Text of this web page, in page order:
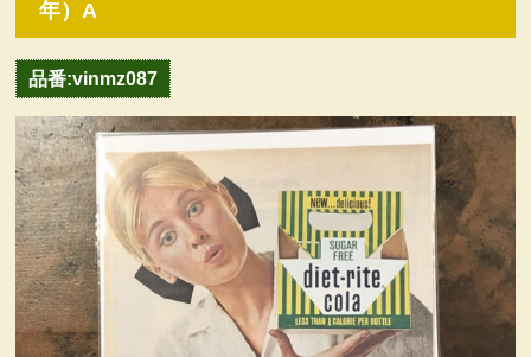
特定商取引法に基づく表記
カテゴリー検索
ヴィンテージ・グッズ
LIFE誌 企業広告切り抜き
ファイヤーキング他
年）A
品番:vinmz087